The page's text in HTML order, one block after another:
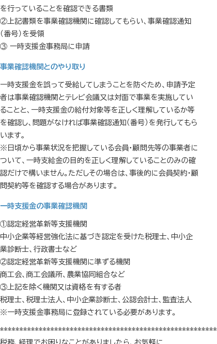
を行っていることを確認できる書類
②上記書類を事業確認機関に確認してもらい、事業確認通知
（番号）を受領
③ 一時支援金事務局に申請
事業確認機関とのやり取り
一時支援金を誤って受給してしまうことを防ぐため、申請予定
者は事業確認機関とテレビ会議又は対面で事業を実施してい
ることと、一時支援金の給付対象等を正しく理解しているか等
を確認し、問題がなければ事業確認通知（番号）を発行してもら
います。
※日頃から事業状況を把握している会員・顧問先等の事業者に
ついて、一時支給金の目的を正しく理解していることのみの確
認だけで構いません。ただしその場合は、事後的に会員契約・顧
問契約等を確認する場合があります。
一時支援金の事業確認機関
①認定経営革新等支援機関
中小企業等経営強化法に基づき認定を受けた税理士、中小企
業診断士、行政書士など
②認定経営革新等支援機関に準ずる機関
商工会、商工会議所、農業協同組合など
③上記を除く機関又は資格を有する者
税理士、税理士法人、中小企業診断士、公認会計士、監査法人
※一時支援金事務局に登録されている必要があります。
税務、経理でお困りなことがありましたら、お気軽に